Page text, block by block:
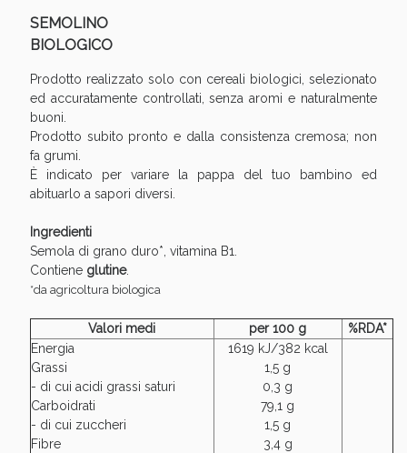
SEMOLINO
BIOLOGICO
Prodotto realizzato solo con cereali biologici, selezionato
ed accuratamente controllati, senza aromi e naturalmente
buoni.
Prodotto subito pronto e dalla consistenza cremosa; non
fa grumi.
È indicato per variare la pappa del tuo bambino ed
abituarlo a sapori diversi.
Ingredienti
Semola di grano duro*, vitamina B1.
Contiene glutine.
*da agricoltura biologica
Valori medi per 100 g
%RDA*
Energia
Grassi
- di cui acidi grassi saturi
Carboidrati
- di cui zuccheri
Fibre
1619 kJ/382 kcal
1,5 g
0,3 g
79,1 g
1,5 g
3,4 g
Anticellulite e Fanghi: Sconto fino al 40% valido
Sconto fino al 55% disponibile oggi!